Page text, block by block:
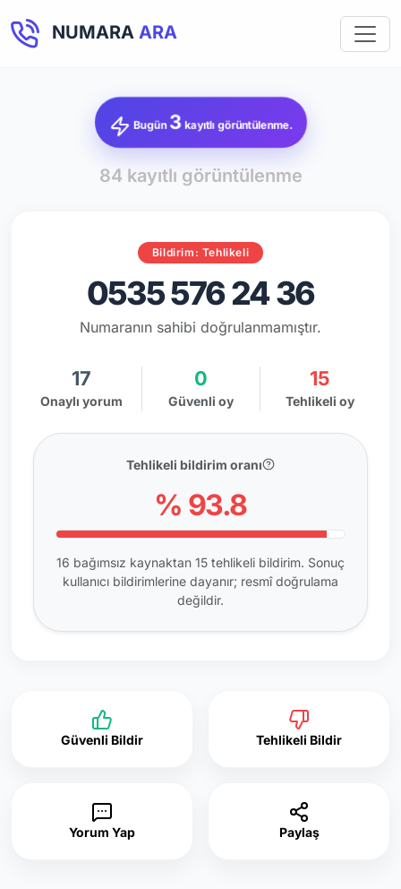
NUMARA ARA
Bugün3kayıtlı görüntülenme.
84 kayıtlı görüntülenme
Bildirim: Tehlikeli
0535 576 24 36
Numaranın sahibi doğrulanmamıştır.
17
Onaylı yorum
0
Güvenli oy
15
Tehlikeli oy
Tehlikeli bildirim oranı
% 93.8
16 bağımsız kaynaktan 15 tehlikeli bildirim. Sonuç
kullanıcı bildirimlerine dayanır; resmî doğrulama
değildir.
Güvenli Bildir Tehlikeli Bildir
Yorum Yap Paylaş